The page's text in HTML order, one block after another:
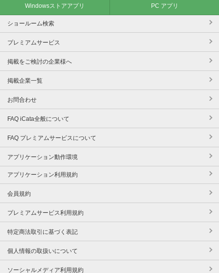
Windowsストアアプリ PC アプリ
ショールーム検索
プレミアムサービス
掲載をご検討の企業様へ
掲載企業一覧
お問合わせ
FAQ iCata全般について
FAQ プレミアムサービスについて
アプリケーション動作環境
アプリケーション利用規約
会員規約
プレミアムサービス利用規約
特定商法取引に基づく表記
個人情報の取扱いについて
ソーシャルメディア利用規約